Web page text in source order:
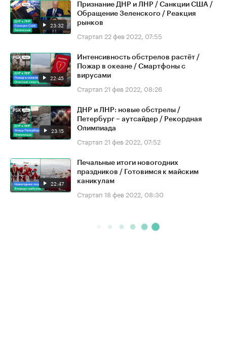
23:32
Признание ДНР и ЛНР / Санкции США /
Обращение Зеленского / Реакция
рынков
Стартап 22 фев 2022, 07:55
22:45
Интенсивность обстрелов растёт /
Пожар в океане / Смартфоны с
вирусами
Стартап 21 фев 2022, 08:26
23:15
ДНР и ЛНР: новые обстрелы /
Петербург – аутсайдер / Рекордная
Олимпиада
Стартап 21 фев 2022, 07:52
22:47
Печальные итоги новогодних
праздников / Готовимся к майским
каникулам
Стартап 18 фев 2022, 08:30